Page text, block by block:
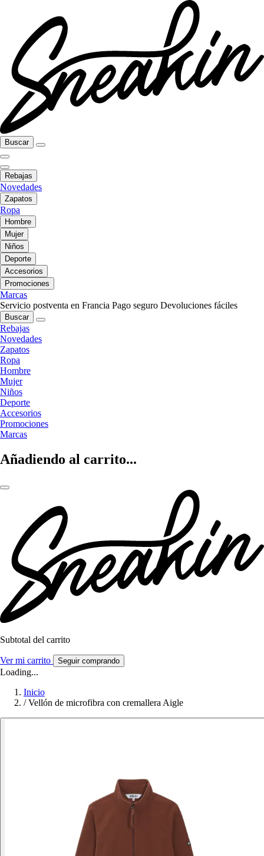
Buscar
Rebajas
Novedades
Zapatos
Ropa
Hombre
Mujer
Niños
Deporte
Accesorios
Promociones
Marcas
Servicio postventa en Francia Pago seguro Devoluciones fáciles
Buscar
Rebajas
Novedades
Zapatos
Ropa
Hombre
Mujer
Niños
Deporte
Accesorios
Promociones
Marcas
Añadiendo al carrito...
Subtotal del carrito
Ver mi carrito Seguir comprando
Loading...
Inicio
/ Vellón de microfibra con cremallera Aigle